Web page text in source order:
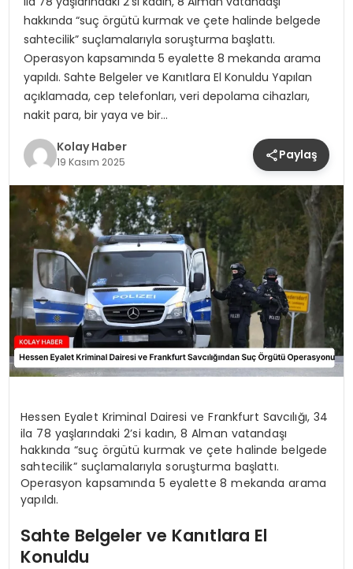
hakkında “suç örgütü kurmak ve çete halinde belgede
sahtecilik” suçlamalarıyla soruşturma başlattı.
Operasyon kapsamında 5 eyalette 8 mekanda arama
yapıldı. Sahte Belgeler ve Kanıtlara El Konuldu Yapılan
açıklamada, cep telefonları, veri depolama cihazları,
nakit para, bir yaya ve bir…
Kolay Haber
19 Kasım 2025 Paylaş
Hessen Eyalet Kriminal Dairesi ve Frankfurt Savcılığı, 34
ila 78 yaşlarındaki 2’si kadın, 8 Alman vatandaşı
hakkında “suç örgütü kurmak ve çete halinde belgede
sahtecilik” suçlamalarıyla soruşturma başlattı.
Operasyon kapsamında 5 eyalette 8 mekanda arama
yapıldı.
Sahte Belgeler ve Kanıtlara El
Konuldu